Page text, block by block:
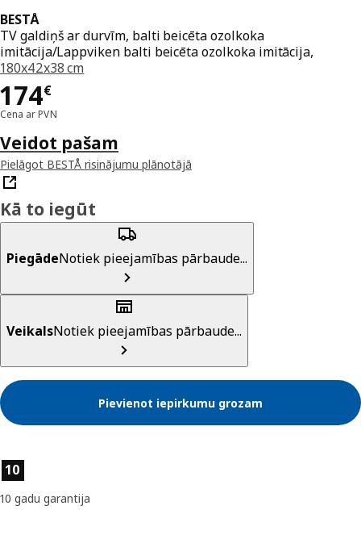
BESTÅ
TV galdiņš ar durvīm, balti beicēta ozolkoka
imitācija/Lappviken balti beicēta ozolkoka imitācija,
180x42x38 cm
174€
Cena 174€
Cena ar PVN
Veidot pašam
Pielāgot BESTÅ risinājumu plānotājā
Kā to iegūt
PiegādeNotiek pieejamības pārbaude...
VeikalsNotiek pieejamības pārbaude...
Pievienot iepirkumu grozam
Preces īpašības
10
10 gadu garantija